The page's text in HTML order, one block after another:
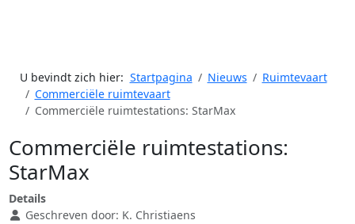
U bevindt zich hier: Startpagina Nieuws
Ruimtevaart
Commerciële ruimtevaart
Commerciële ruimtestations: StarMax
Commerciële ruimtestations:
StarMax
Details
Geschreven door: K. Christiaens